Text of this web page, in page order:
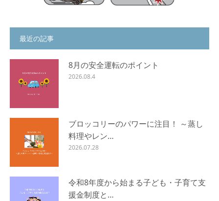
最近の記事
8月の安全運転のポイント
2026.08.4
ブロッコリーのパワーに注目！ ～蒸し
料理やレン…
2026.07.28
令和8年度から始まる子ども・子育て支
援金制度と…